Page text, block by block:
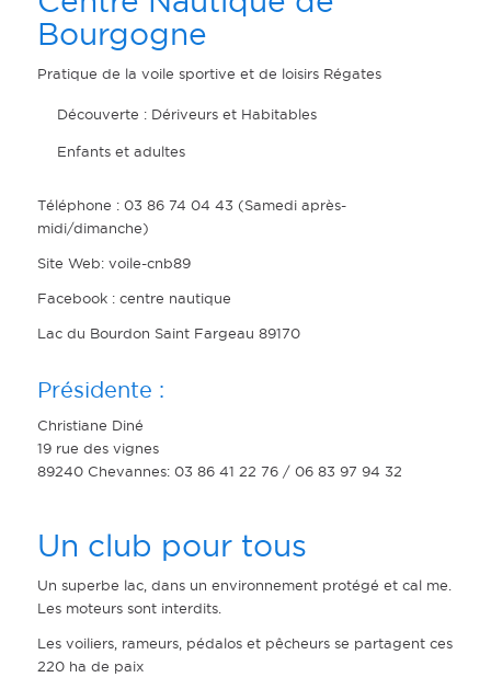
Bourgogne
Pratique de la voile sportive et de loisirs Régates
Découverte : Dériveurs et Habitables
Enfants et adultes
Téléphone : 03 86 74 04 43 (Samedi après-
midi/dimanche)
Site Web: voile-cnb89
Facebook : centre nautique
Lac du Bourdon Saint Fargeau 89170
Présidente :
Christiane Diné
19 rue des vignes
89240 Chevannes: 03 86 41 22 76 / 06 83 97 94 32
Un club pour tous
Un superbe lac, dans un environnement protégé et cal me.
Les moteurs sont interdits.
Les voiliers, rameurs, pédalos et pêcheurs se partagent ces
220 ha de paix